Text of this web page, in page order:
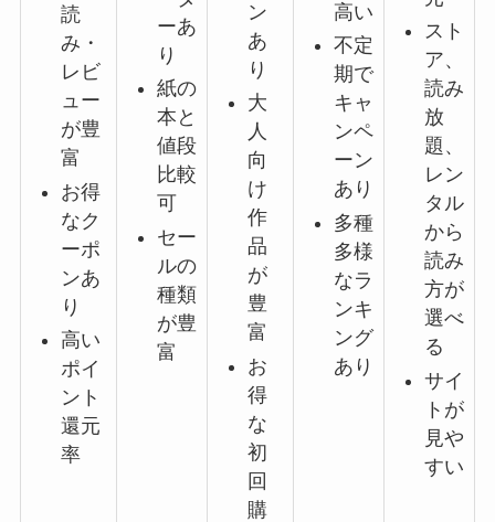
読
み・
レビ
ュー
が豊
富
お得
なク
ーポ
ンあ
り
高い
ポイ
ント
還元
率
ーあ
り
紙の
本と
値段
比較
可
セー
ルの
種類
が豊
富
ン
あ
り
大
人
向
け
作
品
が
豊
富
お
得
な
初
回
購
高い
不定
期で
キャ
ンペ
ーン
あり
多種
多様
なラ
ンキ
ング
あり
スト
ア、
読み
放
題、
レン
タル
から
読み
方が
選べ
る
サイ
トが
見や
すい